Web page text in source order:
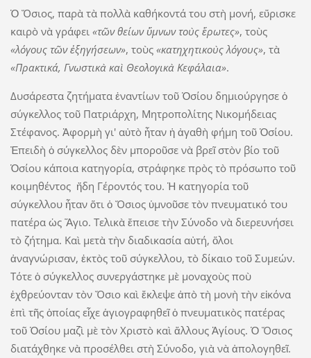
Ὁ Ὅσιος, παρὰ τὰ πολλὰ καθήκοντά του στὴ μονή, εὕρισκε
καιρὸ νὰ γράφει «τῶν θείων ὕμνων τοὺς ἔρωτες», τοὺς
«λόγους τῶν ἐξηγήσεων», τοὺς «κατηχητικοὺς λόγους», τὰ
«Πρακτικά, Γνωστικὰ καὶ Θεολογικὰ Κεφάλαια».
Δυσάρεστα ζητήματα ἐναντίων τοῦ Ὁσίου δημιούργησε ὁ
σύγκελλος τοῦ Πατριάρχη, Μητροπολίτης Νικομήδειας
Στέφανος. Ἀφορμὴ γι' αὐτὸ ἦταν ἡ ἀγαθὴ φήμη τοῦ Ὁσίου.
Ἐπειδὴ ὁ σύγκελλος δὲν μποροῦσε νὰ βρεῖ στὸν βίο τοῦ
Ὁσίου κάποια κατηγορία, στράφηκε πρὸς τὸ πρόσωπο τοῦ
κοιμηθέντος ἤδη Γέροντός του. Ἡ κατηγορία τοῦ
σύγκελλου ἦταν ὅτι ὁ Ὅσιος ὑμνοῦσε τὸν πνευματικό του
πατέρα ὡς Ἅγιο. Τελικὰ ἔπεισε τὴν Σύνοδο νὰ διερευνήσει
τὸ ζήτημα. Καὶ μετὰ τὴν διαδικασία αὐτή, ὅλοι
ἀναγνώρισαν, ἐκτὸς τοῦ σύγκελλου, τὸ δίκαιο τοῦ Συμεών.
Τότε ὁ σύγκελλος συνεργάστηκε μὲ μοναχοὺς ποὺ
ἐχθρεύονταν τὸν Ὅσιο καὶ ἔκλεψε ἀπὸ τὴ μονὴ τὴν εἰκόνα
ἐπὶ τῆς ὁποίας εἶχε ἁγιογραφηθεῖ ὁ πνευματικὸς πατέρας
τοῦ Ὁσίου μαζὶ μὲ τὸν Χριστὸ καὶ ἄλλους Ἁγίους. Ὁ Ὅσιος
διατάχθηκε νὰ προσέλθει στὴ Σύνοδο, γιὰ νὰ ἀπολογηθεῖ.